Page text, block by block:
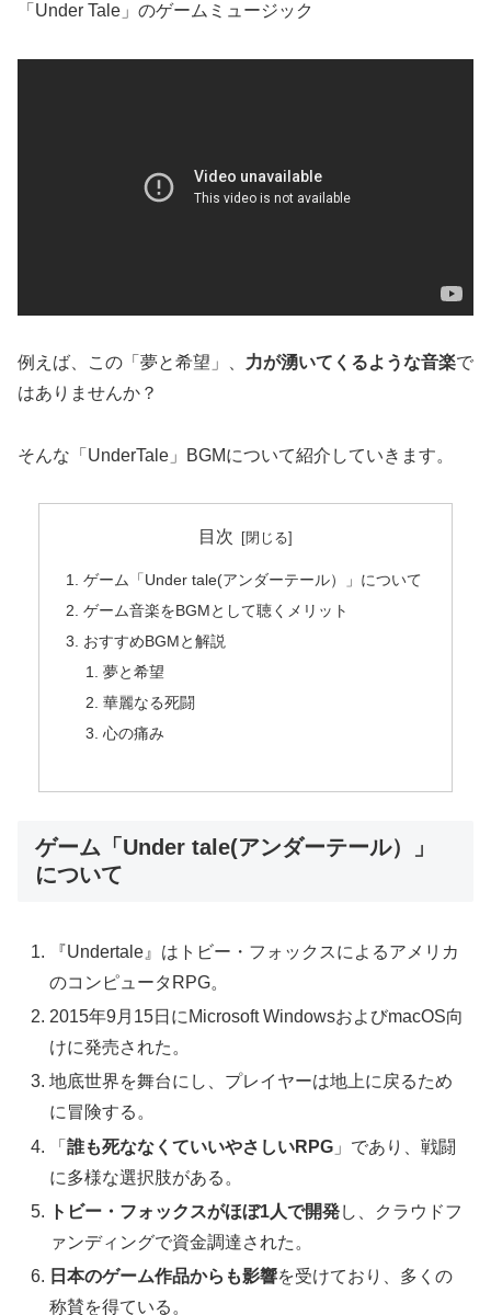
「Under Tale」のゲームミュージック
例えば、この「夢と希望」、 力が湧いてくるような音楽で
はありませんか？
そんな「UnderTale」BGMについて紹介していきます。
目次
ゲーム「Under tale(アンダーテール）」について
ゲーム音楽をBGMとして聴くメリット
おすすめBGMと解説
夢と希望
華麗なる死闘
心の痛み
ゲーム「Under tale(アンダーテール）」
について
『Undertale』はトビー・フォックスによるアメリカ
のコンピュータRPG。
2015年9月15日にMicrosoft WindowsおよびmacOS向
けに発売された。
地底世界を舞台にし、プレイヤーは地上に戻るため
に冒険する。
「誰も死ななくていいやさしいRPG 」であり、戦闘
に多様な選択肢がある。
トビー・フォックスがほぼ1人で開発し、クラウドフ
ァンディングで資金調達された。
日本のゲーム作品からも影響を受けており、多くの
称賛を得ている。